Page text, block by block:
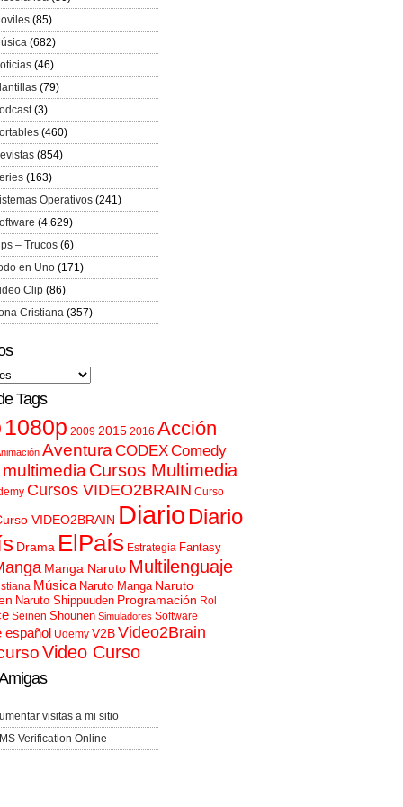
(85)
(682)
(46)
(79)
(3)
(460)
(854)
(163)
Operativos (241)
(4.629)
– Trucos (6)
en Uno (171)
Clip (86)
Cristiana (357)
Tags
1080p 2009 2015 2016 Acción
AventuraCODEXComedy
Cursos Multimedia
Cursos VIDEO2BRAIN Curso
VIDEO2BRAIN Diario Diario
Drama ElPaís Estrategia Fantasy
Manga Naruto Multilenguaje
Música Naruto Manga Naruto
Naruto Shippuuden Programación Rol
Seinen Shounen Simuladores Software
español Udemy V2BVideo2Brain
Video Curso
visitas a mi sitio
Verification Online